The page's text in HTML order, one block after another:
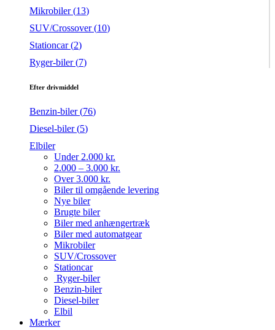
Mikrobiler (13)
SUV/Crossover (10)
Stationcar (2)
Ryger-biler (7)
Efter drivmiddel
Benzin-biler (76)
Diesel-biler (5)
Elbiler
Under 2.000 kr.
2.000 – 3.000 kr.
Over 3.000 kr.
Biler til omgående levering
Nye biler
Brugte biler
Biler med anhængertræk
Biler med automatgear
Mikrobiler
SUV/Crossover
Stationcar
Ryger-biler
Benzin-biler
Diesel-biler
Elbil
Mærker